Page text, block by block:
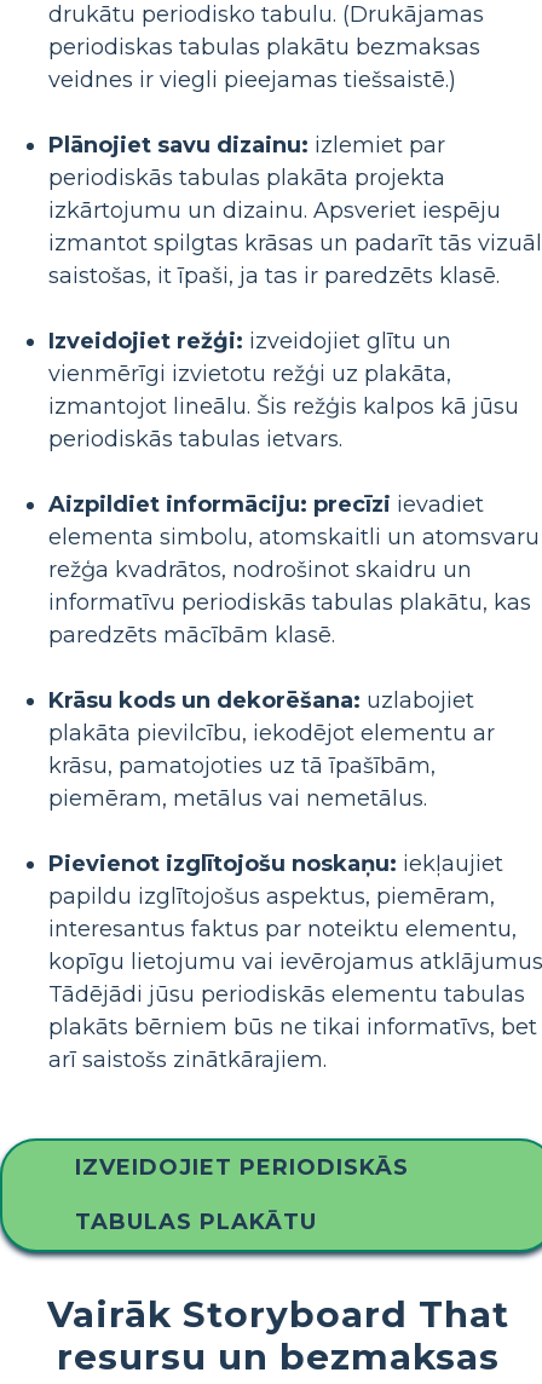
drukātu periodisko tabulu. (Drukājamas
periodiskas tabulas plakātu bezmaksas
veidnes ir viegli pieejamas tiešsaistē.)
Plānojiet savu dizainu: izlemiet par
periodiskās tabulas plakāta projekta
izkārtojumu un dizainu. Apsveriet iespēju
izmantot spilgtas krāsas un padarīt tās
saistošas, it īpaši, ja tas ir paredzēts klasē.
Izveidojiet režģi: izveidojiet glītu un
vienmērīgi izvietotu režģi uz plakāta,
izmantojot lineālu. Šis režģis kalpos kā jūsu
periodiskās tabulas ietvars.
Aizpildiet informāciju: precīzi ievadiet
elementa simbolu, atomskaitli un atomsvaru
režģa kvadrātos, nodrošinot skaidru un
informatīvu periodiskās tabulas plakātu, kas
paredzēts mācībām klasē.
Krāsu kods un dekorēšana: uzlabojiet
plakāta pievilcību, iekodējot elementu ar
krāsu, pamatojoties uz tā īpašībām,
piemēram, metālus vai nemetālus.
Pievienot izglītojošu noskaņu: iekļaujiet
papildu izglītojošus aspektus, piemēram,
interesantus faktus par noteiktu elementu,
kopīgu lietojumu vai ievērojamus
Tādējādi jūsu periodiskās elementu tabulas
plakāts bērniem būs ne tikai informatīvs, bet
arī saistošs zinātkārajiem.
IZVEIDOJIET PERIODISKĀS
TABULAS PLAKĀTU
Vairāk Storyboard That
resursu un bezmaksas